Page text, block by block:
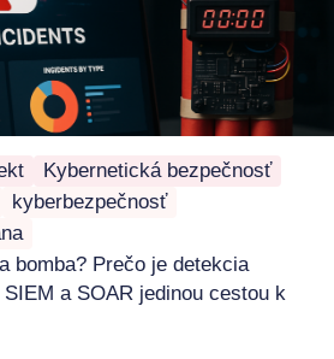
Kybernetická bezpečnosť
kyberbezpečnosť
bomba? Prečo je detekcia
a SOAR jedinou cestou k